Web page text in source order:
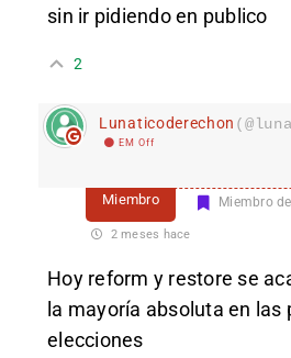
sin ir pidiendo en publico
2
Lunaticoderechon
EM Off
Miembro Miembro
2 meses hace
Hoy reform y restore se
la mayoría absoluta en las
elecciones